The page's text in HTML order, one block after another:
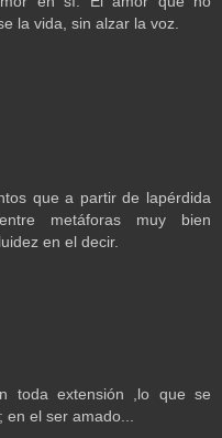
la vida, sin alzar la voz.
que a partir de lapérdida
metáforas muy bien
en el decir.
toda extensión ,lo que se
el ser amado...